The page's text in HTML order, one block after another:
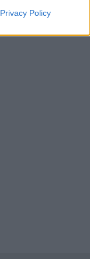
Privacy Policy